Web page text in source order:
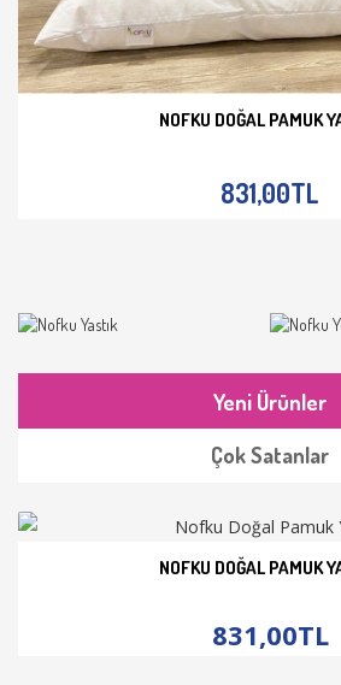
NOFKU DOĞAL PAMUK
831,00TL
Yeni Ürünler
Çok Satanlar
NOFKU DOĞAL PAMUK
831,00TL